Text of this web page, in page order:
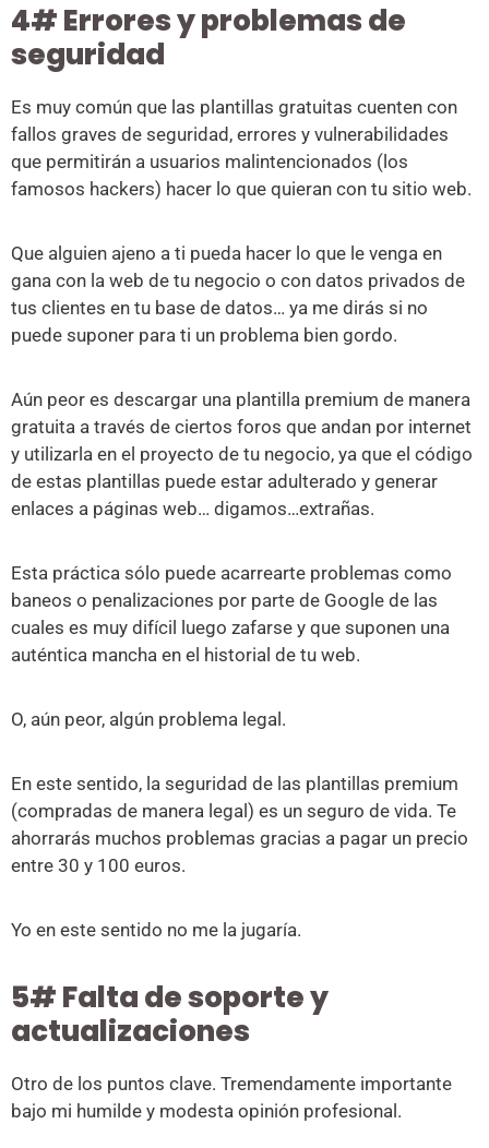
4# Errores y problemas de
seguridad
Es muy común que las plantillas gratuitas cuenten con
fallos graves de seguridad, errores y vulnerabilidades
que permitirán a usuarios malintencionados (los
famosos hackers) hacer lo que quieran con tu sitio web.
Que alguien ajeno a ti pueda hacer lo que le venga en
gana con la web de tu negocio o con datos privados de
tus clientes en tu base de datos… ya me dirás si no
puede suponer para ti un problema bien gordo.
Aún peor es descargar una plantilla premium de manera
gratuita a través de ciertos foros que andan por internet
y utilizarla en el proyecto de tu negocio, ya que el código
de estas plantillas puede estar adulterado y generar
enlaces a páginas web… digamos…extrañas.
Esta práctica sólo puede acarrearte problemas como
baneos o penalizaciones por parte de Google de las
cuales es muy difícil luego zafarse y que suponen una
auténtica mancha en el historial de tu web.
O, aún peor, algún problema legal.
En este sentido, la seguridad de las plantillas premium
(compradas de manera legal) es un seguro de vida. Te
ahorrarás muchos problemas gracias a pagar un precio
entre 30 y 100 euros.
Yo en este sentido no me la jugaría.
5# Falta de soporte y
actualizaciones
Otro de los puntos clave. Tremendamente importante
bajo mi humilde y modesta opinión profesional.